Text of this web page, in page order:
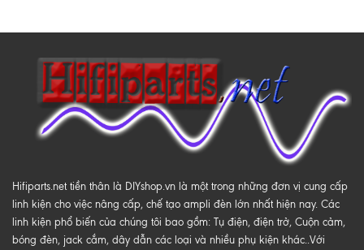
Hifiparts.net tiền thân là DIYshop.vn là một trong những đơn vị cung cấp
linh kiện cho việc nâng cấp, chế tạo ampli đèn lớn nhất hiện nay. Các
linh kiện phổ biến của chúng tôi bao gồm: Tụ điện, điện trở, Cuộn cảm,
bóng đèn, jack cắm, dây dẫn các loại và nhiều phụ kiện khác..Với